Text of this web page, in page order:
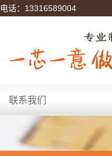
电话：13316589004
联系我们